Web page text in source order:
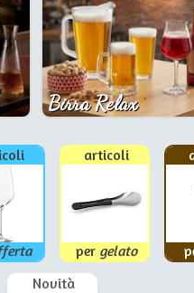
Birra Relax
articoli
per gelato
Novità